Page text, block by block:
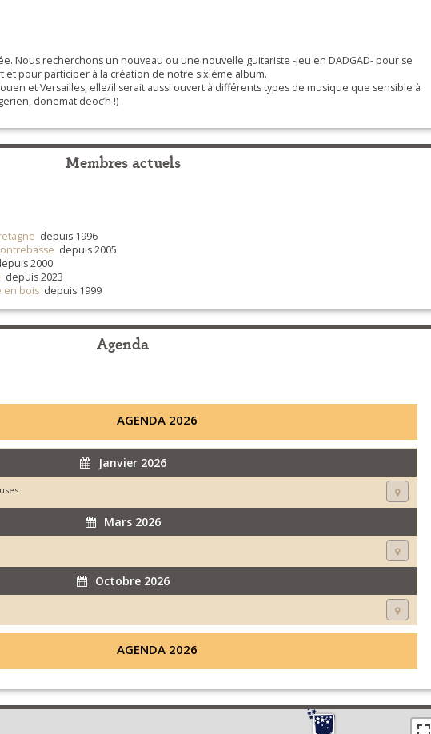
Nous recherchons un nouveau ou une nouvelle guitariste -jeu en DADGAD- pour se
pour participer à la création de notre sixième album.
et Versailles, elle/il serait aussi ouvert à différents types de musique que sensible à
donemat deoc’h !)
Membres actuels
depuis 1996
depuis 2005
2000
depuis 2023
en boisdepuis 1999
Agenda
AGENDA 2026
Janvier 2026
Mars 2026
Octobre 2026
AGENDA 2026